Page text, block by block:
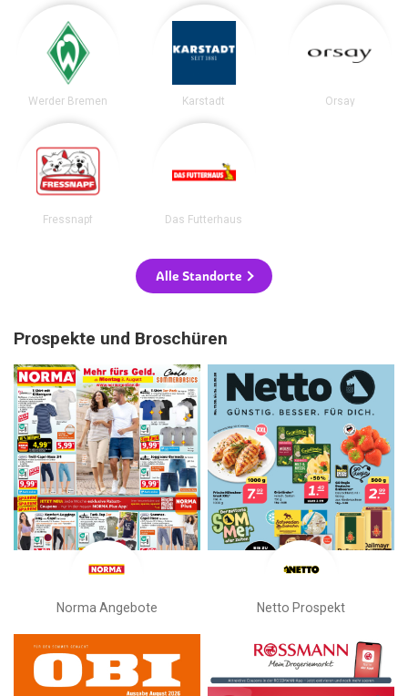
Werder Bremen Karstadt Orsay
Fressnapf Das Futterhaus
Alle Standorte
Prospekte und Broschüren
Norma Angebote Netto Prospekt